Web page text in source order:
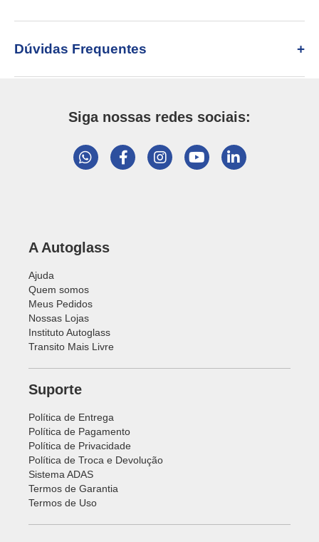
Dúvidas Frequentes
Siga nossas redes sociais:
A Autoglass
Ajuda
Quem somos
Meus Pedidos
Nossas Lojas
Instituto Autoglass
Transito Mais Livre
Suporte
Política de Entrega
Política de Pagamento
Política de Privacidade
Política de Troca e Devolução
Sistema ADAS
Termos de Garantia
Termos de Uso